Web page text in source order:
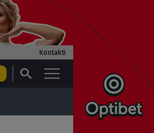
Kontakti